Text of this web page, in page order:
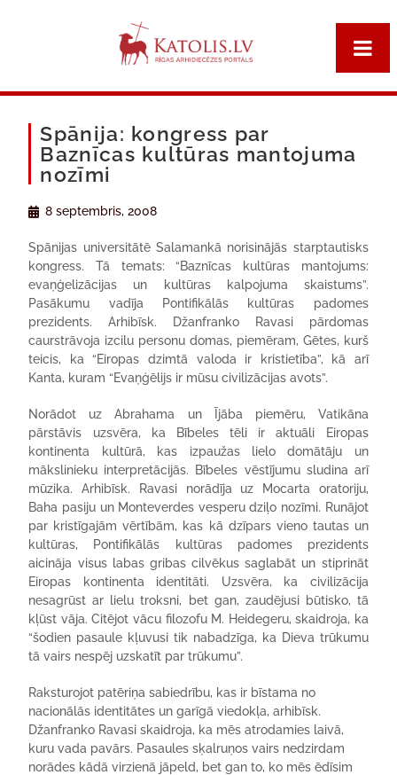
Spānija: kongress par
Baznīcas kultūras mantojuma
nozīmi
8 septembris, 2008
Spānijas universitātē Salamankā norisinājās starptautisks
kongress. Tā temats: “Baznīcas kultūras mantojums:
evaņģelizācijas un kultūras kalpojuma skaistums”.
Pasākumu vadīja Pontifikālās kultūras padomes
prezidents. Arhibīsk. Džanfranko Ravasi pārdomas
caurstrāvoja izcilu personu domas, piemēram, Gētes, kurš
teicis, ka “Eiropas dzimtā valoda ir kristietība”, kā arī
Kanta, kuram “Evaņģēlijs ir mūsu civilizācijas avots”.
Norādot uz Abrahama un Ījāba piemēru, Vatikāna
pārstāvis uzsvēra, ka Bībeles tēli ir aktuāli Eiropas
kontinenta kultūrā, kas izpaužas lielo domātāju un
mākslinieku interpretācijās. Bībeles vēstījumu sludina arī
mūzika. Arhibīsk. Ravasi norādīja uz Mocarta oratoriju,
Baha pasiju un Monteverdes vesperu dziļo nozīmi. Runājot
par kristīgajām vērtībām, kas kā dzīpars vieno tautas un
kultūras, Pontifikālās kultūras padomes prezidents
aicināja visus labas gribas cilvēkus saglabāt un stiprināt
Eiropas kontinenta identitāti. Uzsvēra, ka civilizācija
nesagrūst ar lielu troksni, bet gan, zaudējusi būtisko, tā
kļūst vāja. Citējot vācu filozofu M. Heidegeru, skaidroja, ka
“šodien pasaule kļuvusi tik nabadzīga, ka Dieva trūkumu
tā vairs nespēj uzskatīt par trūkumu”.
Raksturojot patēriņa sabiedrību, kas ir bīstama no
nacionālās identitātes un garīgā viedokļa, arhibīsk.
Džanfranko Ravasi skaidroja, ka mēs atrodamies laivā,
kuru vada pavārs. Pasaules sķalruņos vairs nedzirdam
norādes kādā virzienā jāpeld, bet gan to, ko mēs ēdīsim